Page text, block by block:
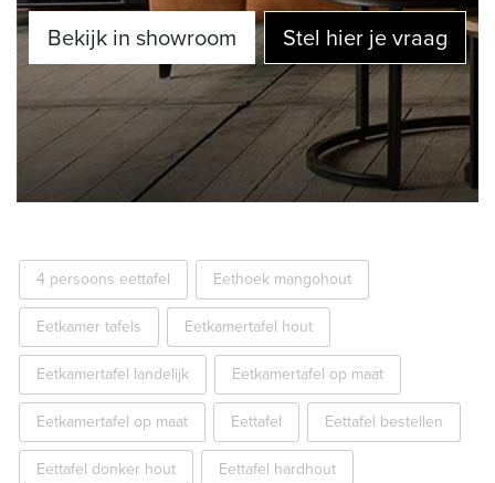
Bekijk in showroom Stel hier je vraag
4 persoons eettafel Eethoek mangohout
Eetkamer tafels Eetkamertafel hout
Eetkamertafel landelijk Eetkamertafel op maat
Eetkamertafel op maat Eettafel Eettafel bestellen
Eettafel donker hout Eettafel hardhout